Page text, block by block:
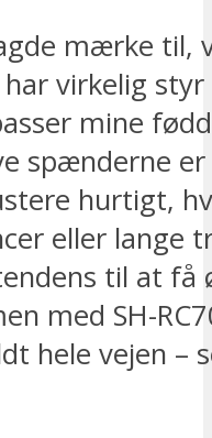
mærke til,
virkelig styr
mine
spænderne
hurtigt,
eller lange
til at få
med SH-
hele vejen –